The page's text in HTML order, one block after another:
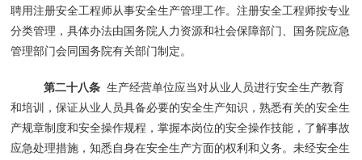
聘用注册安全工程师从事安全生产管理工作。注册安全工程师按专业
分类管理，具体办法由国务院人力资源和社会保障部门、国务院应急
管理部门会同国务院有关部门制定。
第二十八条生产经营单位应当对从业人员进行安全生产教育
和培训，保证从业人员具备必要的安全生产知识，熟悉有关的安全生
产规章制度和安全操作规程，掌握本岗位的安全操作技能，了解事故
应急处理措施，知悉自身在安全生产方面的权利和义务。未经安全生